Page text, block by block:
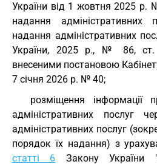
України від 1 жовтня 2025 р.
надання адміністративних
надання адміністративних
України, 2025 р., № 86, ст.
внесеними постановою
7 січня 2026 р. № 40;
розміщення інформації
адміністративних послуг
адміністративних послуг
порядок їх надання) з
статті 6 Закону України